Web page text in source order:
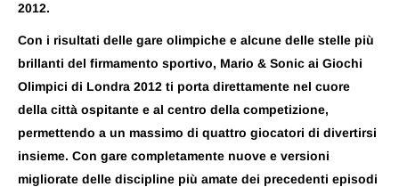
2012.
Con i risultati delle gare olimpiche e alcune delle stelle più
brillanti del firmamento sportivo, Mario & Sonic ai Giochi
Olimpici di Londra 2012 ti porta direttamente nel cuore
della città ospitante e al centro della competizione,
permettendo a un massimo di quattro giocatori di divertirsi
insieme. Con gare completamente nuove e versioni
migliorate delle discipline più amate dei precedenti episodi